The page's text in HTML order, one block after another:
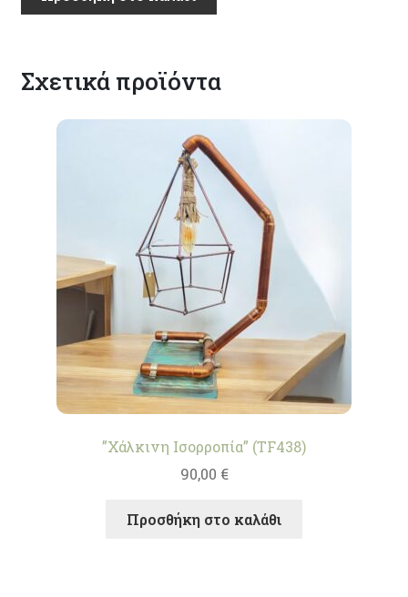
Τόξο''
Σχετικά προϊόντα
”Χάλκινη Ισορροπία” (TF438)
90,00 €
Προσθήκη στο καλάθι